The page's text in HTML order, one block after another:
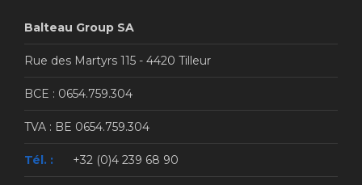
Balteau Group SA
Rue des Martyrs 115 - 4420 Tilleur
BCE : 0654.759.304
TVA : BE 0654.759.304
Tél. : +32 (0)4 239 68 90